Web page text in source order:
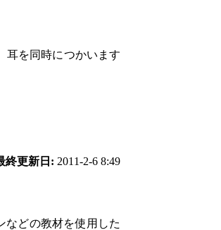
耳を同時につかいます
終更新日: 2011-2-6 8:49
などの教材を使用した